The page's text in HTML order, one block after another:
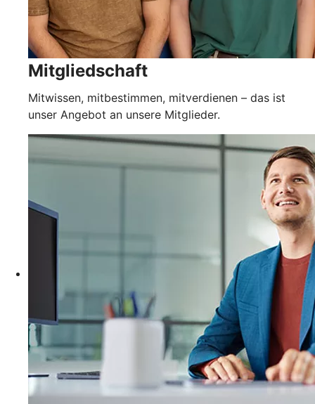
Mitgliedschaft
Mitwissen, mitbestimmen, mitverdienen – das ist
unser Angebot an unsere Mitglieder.